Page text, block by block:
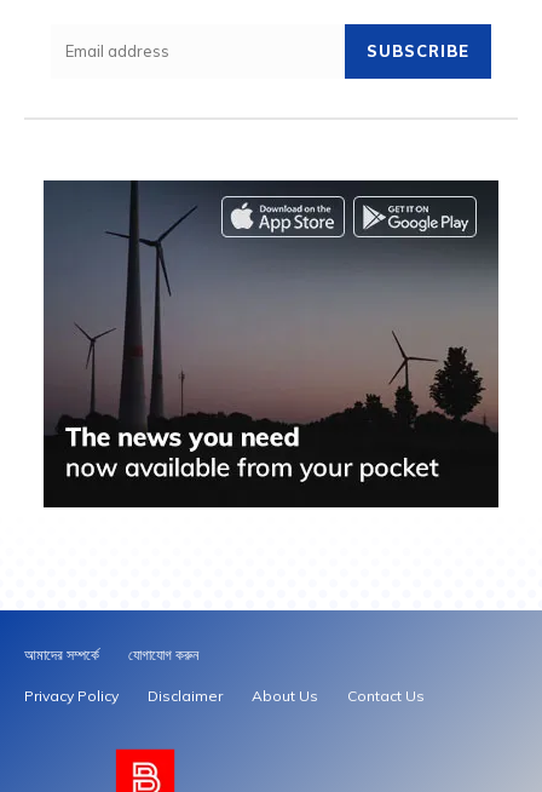
SUBSCRIBE
আমাদের সম্পর্কে যোগাযোগ করুন
Privacy Policy Disclaimer About Us Contact Us